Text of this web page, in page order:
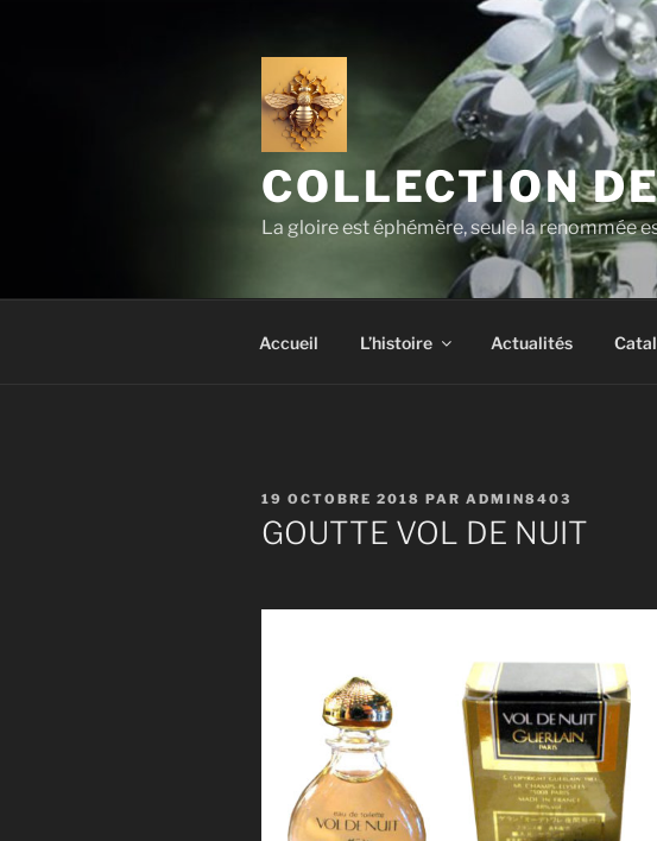
COLLECTION
La gloire est éphémère, seule la renommée
Accueil L’histoire Actualités
PUBLIÉ
LE
19 OCTOBRE 2018 PAR ADMIN8403
GOUTTE VOL DE NUIT